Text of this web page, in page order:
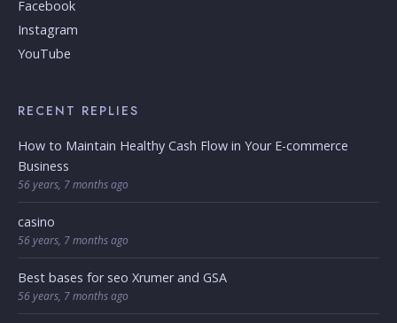
Facebook
Instagram
YouTube
RECENT REPLIES
How to Maintain Healthy Cash Flow in Your E-commerce
Business
56 years, 7 months ago
casino
56 years, 7 months ago
Best bases for seo Xrumer and GSA
56 years, 7 months ago